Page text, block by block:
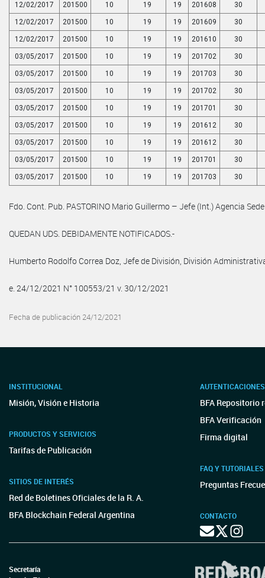
12/02/2017 201500 10 19 19 201608 30
12/02/2017 201500 10 19 19 201609 30
12/02/2017 201500 10 19 19 201610 30
03/05/2017 201500 10 19 19 201702 30
03/05/2017 201500 10 19 19 201703 30
03/05/2017 201500 10 19 19 201702 30
03/05/2017 201500 10 19 19 201701 30
03/05/2017 201500 10 19 19 201612 30
03/05/2017 201500 10 19 19 201612 30
03/05/2017 201500 10 19 19 201701 30
03/05/2017 201500 10 19 19 201703 30
Fdo. Cont. Pub. PASTORINO Mario Guillermo – Jefe (Int.) Agencia
QUEDAN UDS. DEBIDAMENTE NOTIFICADOS.-
Humberto Rodolfo Correa Doz, Jefe de División, División
e. 24/12/2021 N° 100553/21 v. 30/12/2021
Fecha de publicación 24/12/2021
INSTITUCIONAL
Misión, Visión e Historia
PRODUCTOS Y SERVICIOS
Tarifas de Publicación
SITIOS DE INTERÉS
Red de Boletines Oficiales de la R. A.
BFA Blockchain Federal Argentina
AUTENTICACIONES
BFA Repositorio
BFA Verificación
Firma digital
FAQ Y TUTORIALES
Preguntas
CONTACTO
Secretaría